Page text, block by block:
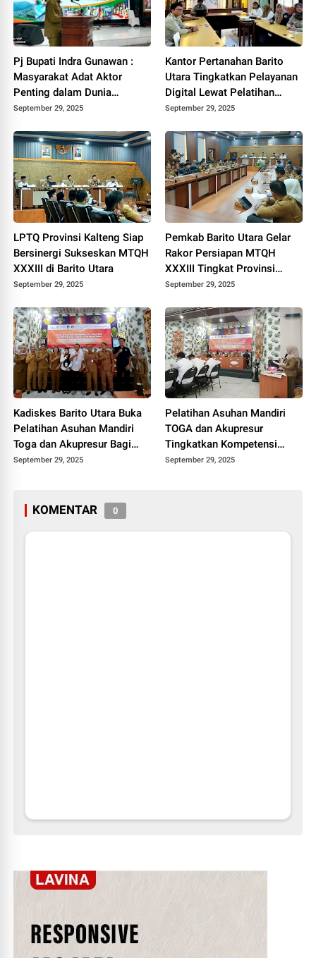
Pj Bupati Indra Gunawan :
Masyarakat Adat Aktor
Penting dalam Dunia
Investasi
September 29, 2025
Kantor Pertanahan Barito
Utara Tingkatkan Pelayanan
Digital Lewat Pelatihan
Peralihan Elektronik
September 29, 2025
LPTQ Provinsi Kalteng Siap
Bersinergi Sukseskan MTQH
XXXIII di Barito Utara
September 29, 2025
Pemkab Barito Utara Gelar
Rakor Persiapan MTQH
XXXIII Tingkat Provinsi
Kalteng 2025
September 29, 2025
Kadiskes Barito Utara Buka
Pelatihan Asuhan Mandiri
Toga dan Akupresur Bagi
Fasilitator Puskesmas
September 29, 2025
Pelatihan Asuhan Mandiri
TOGA dan Akupresur
Tingkatkan Kompetensi
Fasilitator Puskesmas
September 29, 2025
KOMENTAR 0